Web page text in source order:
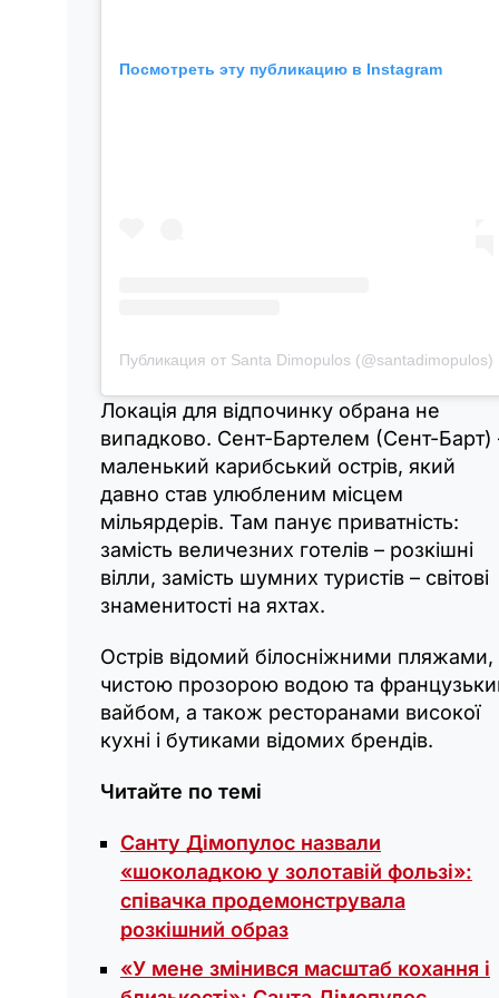
Посмотреть эту публикацию в Instagram
Публикация от Santa Dimopulos (@santadimopulos)
Локація для відпочинку обрана не
випадково. Сент-Бартелем (Сент-Барт)
маленький карибський острів, який
давно став улюбленим місцем
мільярдерів. Там панує приватність:
замість величезних готелів – розкішні
вілли, замість шумних туристів – світові
знаменитості на яхтах.
Острів відомий білосніжними пляжами,
чистою прозорою водою та
вайбом, а також ресторанами високої
кухні і бутиками відомих брендів.
Читайте по темі
Санту Дімопулос назвали
«шоколадкою у золотавій фользі»:
співачка продемонструвала
розкішний образ
«У мене змінився масштаб кохання і